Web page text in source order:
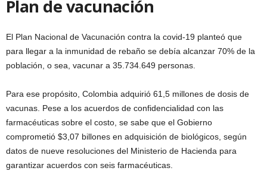
Plan de vacunación
El Plan Nacional de Vacunación contra la covid-19 planteó que
para llegar a la inmunidad de rebaño se debía alcanzar 70% de la
población, o sea, vacunar a 35.734.649 personas.
Para ese propósito, Colombia adquirió 61,5 millones de dosis de
vacunas. Pese a los acuerdos de confidencialidad con las
farmacéuticas sobre el costo, se sabe que el Gobierno
comprometió $3,07 billones en adquisición de biológicos, según
datos de nueve resoluciones del Ministerio de Hacienda para
garantizar acuerdos con seis farmacéuticas.